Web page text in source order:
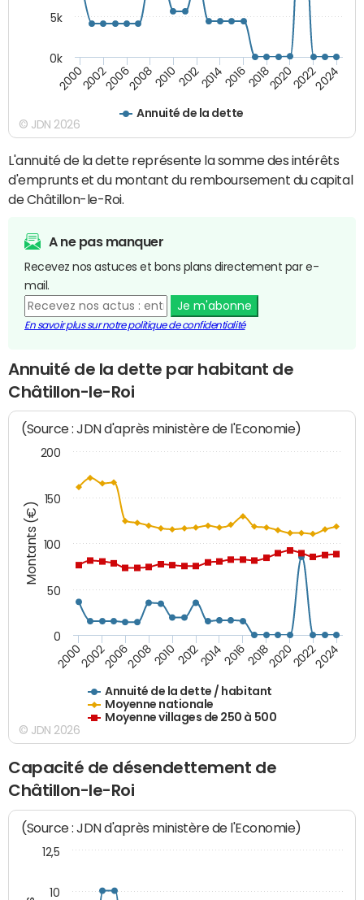
Annuité de la dette
200020022006200820102012201420162018202020222024
0k
5k
© JDN 2026
L'annuité de la dette représente la somme des intérêts
d'emprunts et du montant du remboursement du capital
de Châtillon-le-Roi.
A ne pas manquer
Recevez nos astuces et bons plans directement par e-
mail.
Je m'abonne
En savoir plus sur notre politique de confidentialité
Annuité de la dette par habitant de
Châtillon-le-Roi
Montants (€)
(Source : JDN d'après ministère de l'Economie)
Annuité de la dette / habitant
Moyenne nationale
Moyenne villages de 250 à 500
200020022006200820102012201420162018202020222024
0
50
100
150
200
© JDN 2026
Capacité de désendettement de
Châtillon-le-Roi
(Source : JDN d'après ministère de l'Economie)
10
12,5